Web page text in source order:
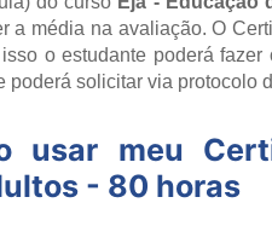
a média na avaliação. O
o estudante poderá
poderá solicitar via protocolo
usar meu
- 80 horas